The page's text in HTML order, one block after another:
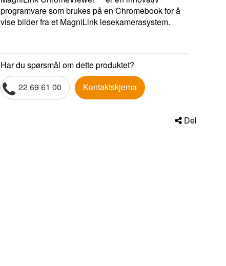
programvare som brukes på en Chromebook for å
vise bilder fra et MagniLink lesekamerasystem.
Har du spørsmål om dette produktet?
22 69 61 00
Kontaktskjema
Del